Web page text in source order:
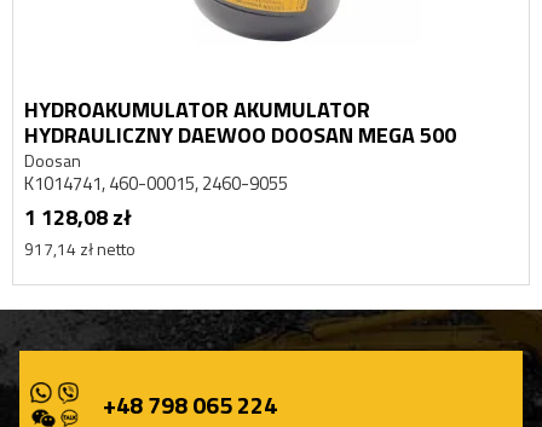
HYDROAKUMULATOR AKUMULATOR
HYDRAULICZNY DAEWOO DOOSAN MEGA 500
Doosan
K1014741, 460-00015, 2460-9055
1 128,08 zł
917,14 zł netto
+48 798 065 224